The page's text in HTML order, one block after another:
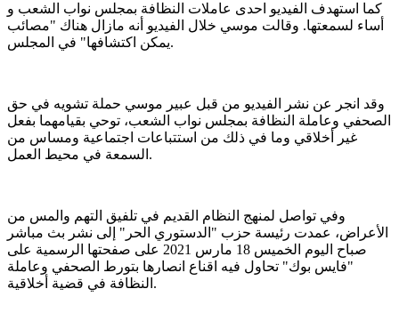
كما استهدف الفيديو احدى عاملات النظافة بمجلس نواب الشعب و
أساء لسمعتها. وقالت موسي خلال الفيديو أنه مازال هناك "مصائب
يمكن اكتشافها" في المجلس.
وقد انجر عن نشر الفيديو من قبل عبير موسي حملة تشويه في حق
الصحفي وعاملة النظافة بمجلس نواب الشعب، توحي بقيامهما بفعل
غير أخلاقي وما في ذلك من استتباعات اجتماعية ومساس من
السمعة في محيط العمل.
وفي تواصل لمنهج النظام القديم في تلفيق التهم والمس من
الأعراض، عمدت رئيسة حزب "الدستوري الحر" إلى نشر بث مباشر
صباح اليوم الخميس 18 مارس 2021 على صفحتها الرسمية على
"فايس بوك" تحاول فيه اقناع انصارها بتورط الصحفي وعاملة
النظافة في قضية أخلاقية.